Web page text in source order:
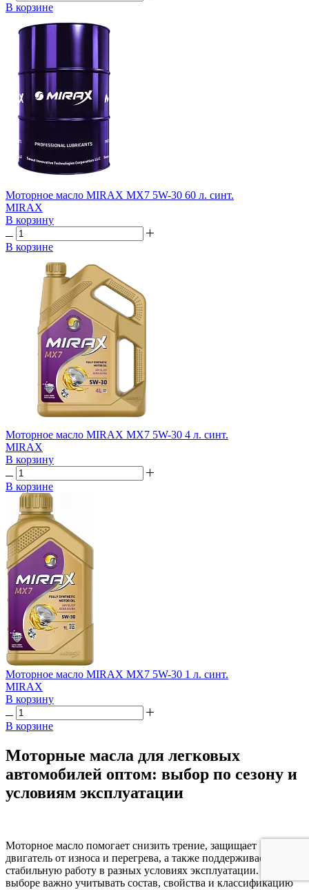
В корзине
Моторное масло MIRAX MX7 5W-30 60 л. синт.
MIRAX
В корзину
В корзине
Моторное масло MIRAX MX7 5W-30 4 л. синт.
MIRAX
В корзину
В корзине
Моторное масло MIRAX MX7 5W-30 1 л. синт.
MIRAX
В корзину
В корзине
Моторные масла для легковых
автомобилей оптом: выбор по сезону и
условиям эксплуатации
Моторное масло помогает снизить трение, защищает
двигатель от износа и перегрева, а также поддерживает его
стабильную работу в разных условиях эксплуатации. При
выборе важно учитывать состав, свойства и классификацию